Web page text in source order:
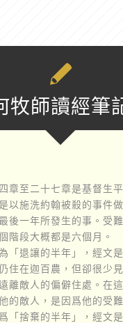
牧師讀經筆
章至二十七章是基督生
以施洗約翰被殺的事件
後一年所發生的事。受
階段大概都是六個月。
「退讓的半年」，經文
住在迦百農，但卻很少
離敵人的偏僻住處。在
的敵人，是因爲他的受
「捨棄的半年」，經文